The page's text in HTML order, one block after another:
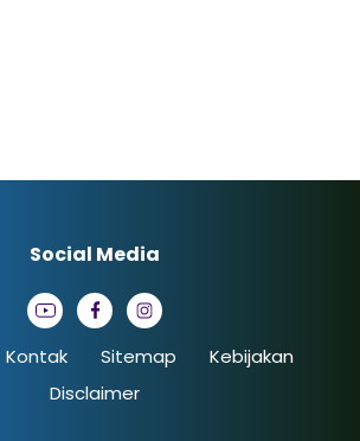
Kontak Sitemap
Kebijakan
Disclaimer
Social Media